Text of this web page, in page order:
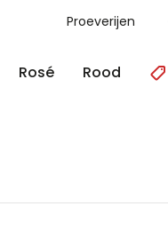
Proeverijen
Rosé Rood